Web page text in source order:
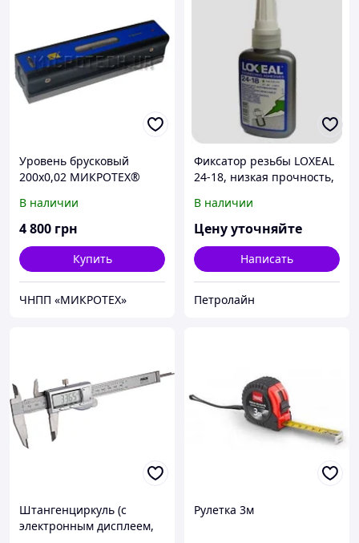
Уровень брусковый
200х0,02 МИКРОТЕХ®
метрологической
аттестации
В наличии
4 800 грн
Купить
ЧНПП «МИКРОТЕХ»
Фиксатор резьбы LOXEAL
24-18, низкая прочность,
В наличии
Цену уточняйте
Написать
Петролайн
Штангенциркуль (с
электронным дисплеем,
Рулетка 3м